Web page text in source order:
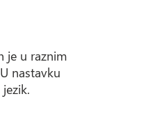
je u raznim
nastavku